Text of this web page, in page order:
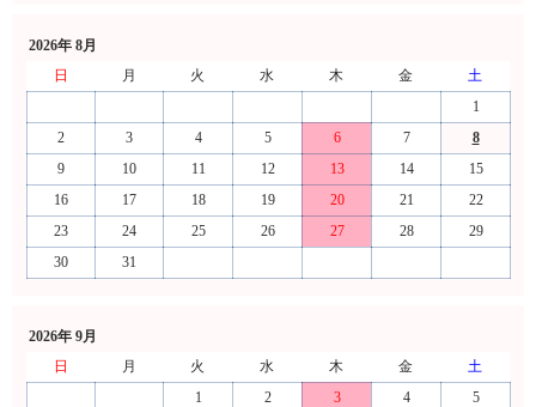
2026年 8月
日
月 火 水 木 金
土
1
2
3 4 5 6 7
8
9
10 11 12 13 14
15
16
17 18 19 20 21
22
23
24 25 26 27 28
29
30
31
2026年 9月
日
月 火 水 木 金
土
1
2 3 4
5